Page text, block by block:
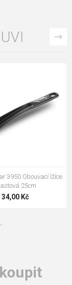
3102 Tkaničky
ploché
18,70 Kč